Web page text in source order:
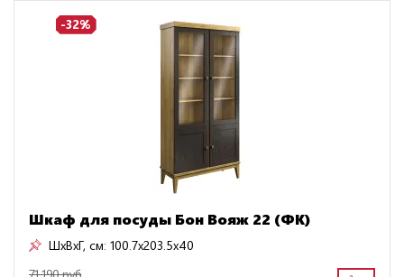
-32%
Шкаф для посуды Бон Вояж 22 (ФК)
ШxВxГ, см: 100.7x203.5x40